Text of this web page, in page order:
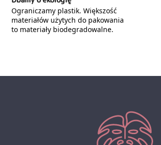
Ograniczamy plastik. Większość
materiałów użytych do pakowania
to materiały biodegradowalne.